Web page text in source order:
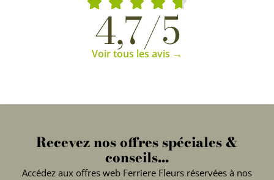
4,7/5
Voir tous les avis →
Recevez nos offres spéciales &
conseils...
Accédez aux offres web Ferriere Fleurs réservées à nos